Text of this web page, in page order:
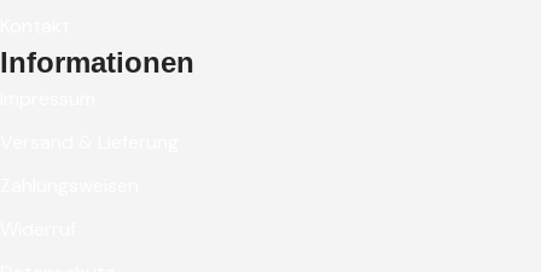
Informationen